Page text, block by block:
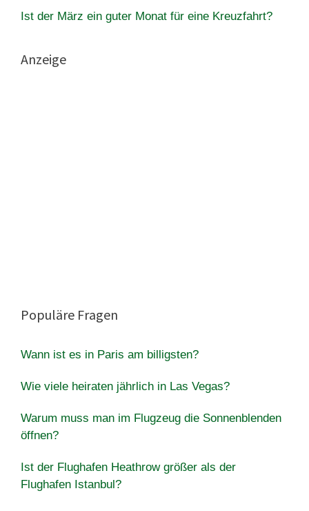
Ist der März ein guter Monat für eine Kreuzfahrt?
Anzeige
Populäre Fragen
Wann ist es in Paris am billigsten?
Wie viele heiraten jährlich in Las Vegas?
Warum muss man im Flugzeug die Sonnenblenden
öffnen?
Ist der Flughafen Heathrow größer als der
Flughafen Istanbul?